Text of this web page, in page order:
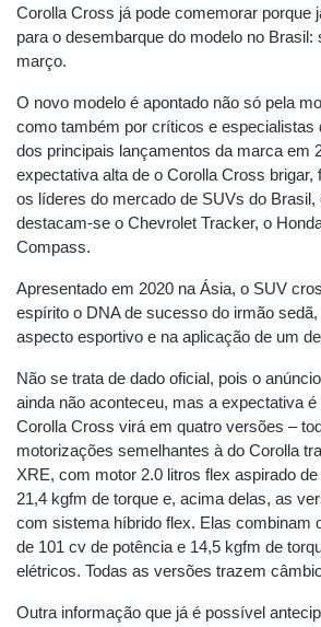
Corolla Cross já pode comemorar porque
para o desembarque do modelo no Brasil:
março.
O novo modelo é apontado não só pela
como também por críticos e especialistas
dos principais lançamentos da marca em
expectativa alta de o Corolla Cross brigar,
os líderes do mercado de SUVs do Brasil,
destacam-se o Chevrolet Tracker, o
Compass.
Apresentado em 2020 na Ásia, o SUV
espírito o DNA de sucesso do irmão
aspecto esportivo e na aplicação de um
Não se trata de dado oficial, pois o
ainda não aconteceu, mas a expectativa é
Corolla Cross virá em quatro versões –
motorizações semelhantes à do Corolla
XRE, com motor 2.0 litros flex aspirado
21,4 kgfm de torque e, acima delas, as
com sistema híbrido flex. Elas combinam
de 101 cv de potência e 14,5 kgfm de
elétricos. Todas as versões trazem
Outra informação que já é possível